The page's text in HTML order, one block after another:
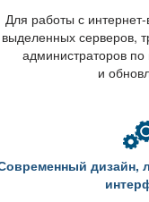
Для работы с
ыделенных серверов,
администраторов по
и
дизайн,